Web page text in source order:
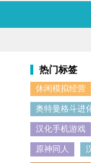
行决定，独特的拆
热门标签
休闲模拟经营
奥特曼格斗进
汉化手机游戏
原神同人